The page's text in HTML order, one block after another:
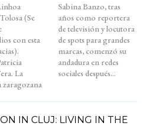
(Se
con esta
La
zaragozana
tras
reportera
grandes
su
redes
sociales después...
IN CLUJ: LIVING IN THE